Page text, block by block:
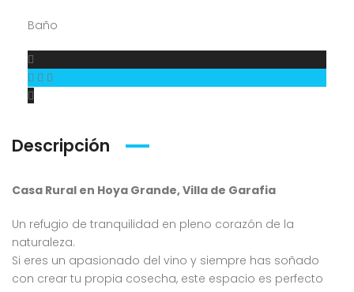
Baño
Descripción
Casa Rural en Hoya Grande, Villa de Garafia
Un refugio de tranquilidad en pleno corazón de la
naturaleza.
Si eres un apasionado del vino y siempre has soñado
con crear tu propia cosecha, este espacio es perfecto